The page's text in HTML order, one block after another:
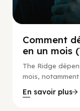
Comment
en un mois
The Ridge
mois,
En savoir plus